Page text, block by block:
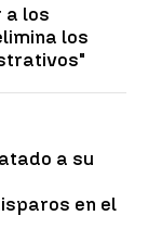
a los
los
a su
en el